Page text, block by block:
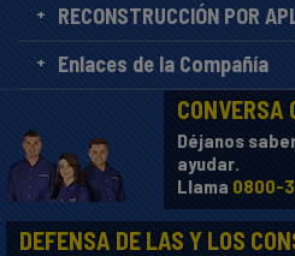
RECONSTRUCCIÓN POR
Enlaces de la Compañía
CONVERSA
Déjanos
ayudar.
Llama 0800-
DEFENSA DE LAS Y LOS